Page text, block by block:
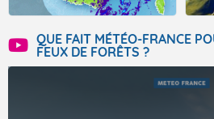
QUE FAIT MÉTÉO-FRANCE
FEUX DE FORÊTS ?